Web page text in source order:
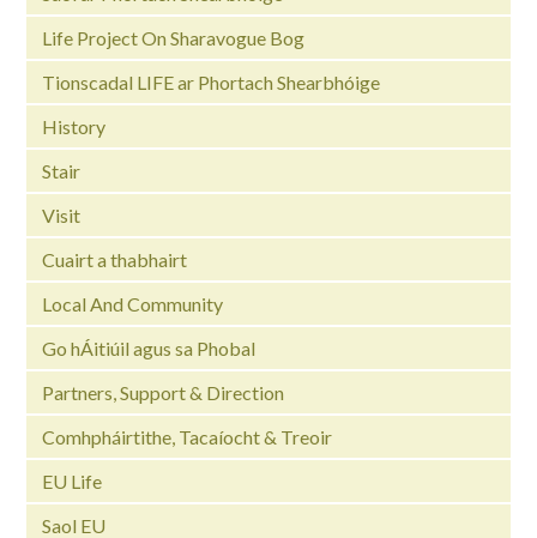
Life Project On Sharavogue Bog
Tionscadal LIFE ar Phortach Shearbhóige
History
Stair
Visit
Cuairt a thabhairt
Local And Community
Go hÁitiúil agus sa Phobal
Partners, Support & Direction
Comhpháirtithe, Tacaíocht & Treoir
EU Life
Saol EU